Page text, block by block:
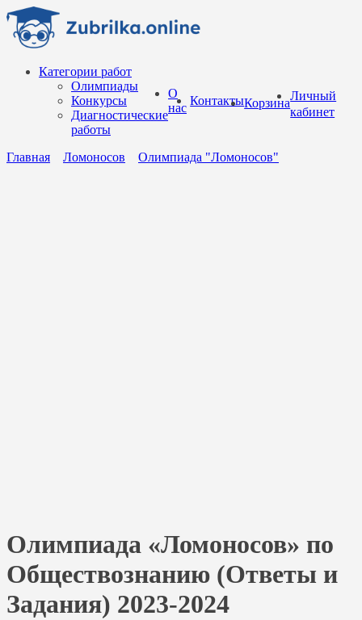
Перейти
содержанию
Категории работ
Олимпиады
Конкурсы
Диагностические
работы
О
нас
КонтактыКорзина
Личный
кабинет
Главная Ломоносов Олимпиада "Ломоносов"
Олимпиада «Ломоносов» по
Обществознанию (Ответы и
Задания) 2023-2024